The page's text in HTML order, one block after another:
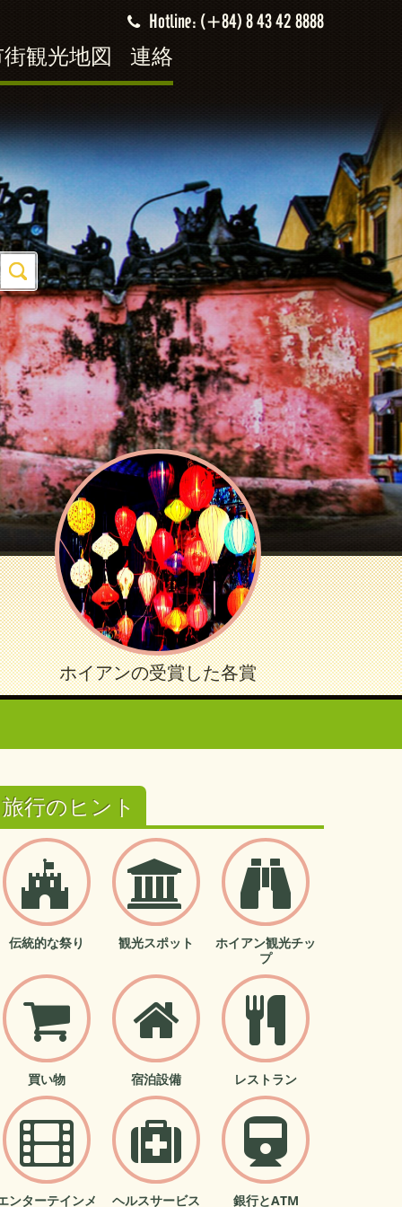
Hotline: (+84) 8 43 42 8888
観光地図 連絡
ホイアンの受賞した各賞
旅行のヒント
伝統的な祭り 観光スポット
ホイアン観光チッ
プ
買い物 宿泊設備 レストラン
ンターテインメ ヘルスサービス 銀行とATM